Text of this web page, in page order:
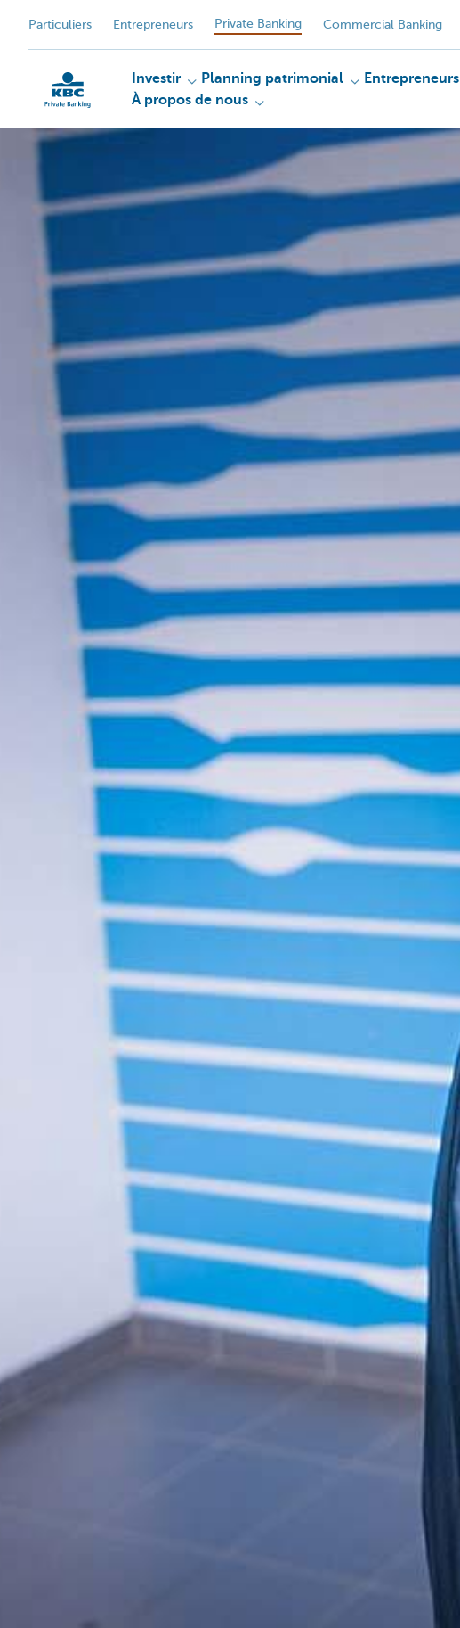
Particuliers Entrepreneurs Private Banking Commercial Banking
Investir Planning patrimonial Entrepreneurs
À propos de nous